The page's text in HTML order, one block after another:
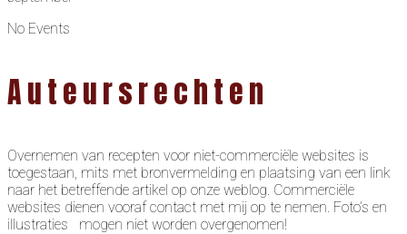
No Events
Auteursrechten
Overnemen van recepten voor niet-commerciële websites is
toegestaan, mits met bronvermelding en plaatsing van een link
naar het betreffende artikel op onze weblog. Commerciële
websites dienen vooraf contact met mij op te nemen. Foto’s en
illustraties mogen niet worden overgenomen!